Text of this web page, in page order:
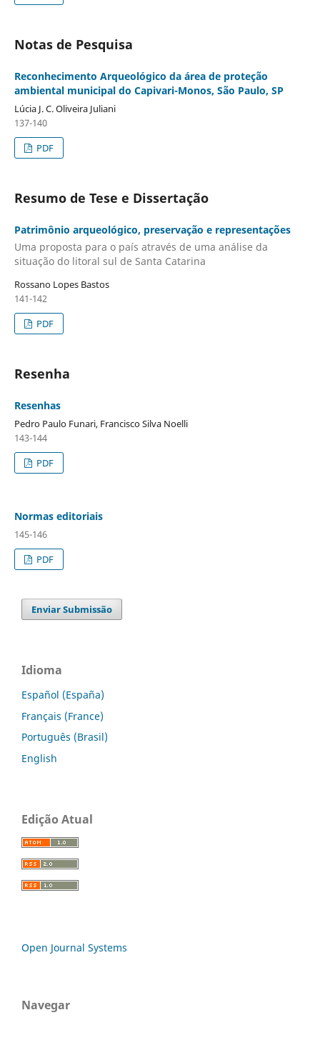
Notas de Pesquisa
Reconhecimento Arqueológico da área de proteção
ambiental municipal do Capivari-Monos, São Paulo, SP
Lúcia J. C. Oliveira Juliani
137-140
PDF
Resumo de Tese e Dissertação
Patrimônio arqueológico, preservação e representações
Uma proposta para o país através de uma análise da
situação do litoral sul de Santa Catarina
Rossano Lopes Bastos
141-142
PDF
Resenha
Resenhas
Pedro Paulo Funari, Francisco Silva Noelli
143-144
PDF
Normas editoriais
145-146
PDF
Enviar Submissão
Idioma
Español (España)
Français (France)
Português (Brasil)
English
Edição Atual
Open Journal Systems
Navegar